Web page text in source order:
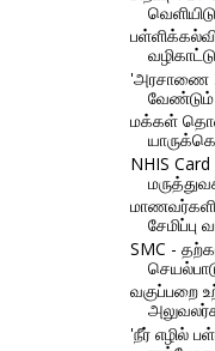
'அரசாணை
வேண்டும்
மக்கள்
NHIS
சேமிப்பு
SMC -
வகுப்பறை
'நீர் எழில்